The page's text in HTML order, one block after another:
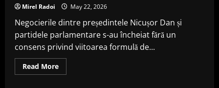
Mirel Radoi May 22, 2026
Negocierile dintre președintele Nicușor Dan și
partidele parlamentare s-au încheiat fără un
consens privind viitoarea formulă de...
Read MoreRead
more